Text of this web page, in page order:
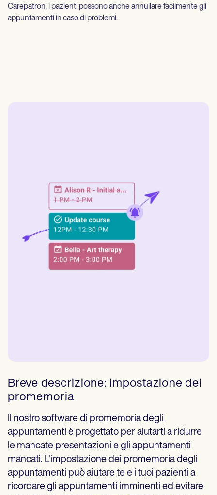
Carepatron, i pazienti possono anche annullare facilmente gli
appuntamenti in caso di problemi.
Breve descrizione: impostazione dei
promemoria
Il nostro software di promemoria degli
appuntamenti è progettato per aiutarti a ridurre
le mancate presentazioni e gli appuntamenti
mancati. L'impostazione dei promemoria degli
appuntamenti può aiutare te e i tuoi pazienti a
ricordare gli appuntamenti imminenti ed evitare